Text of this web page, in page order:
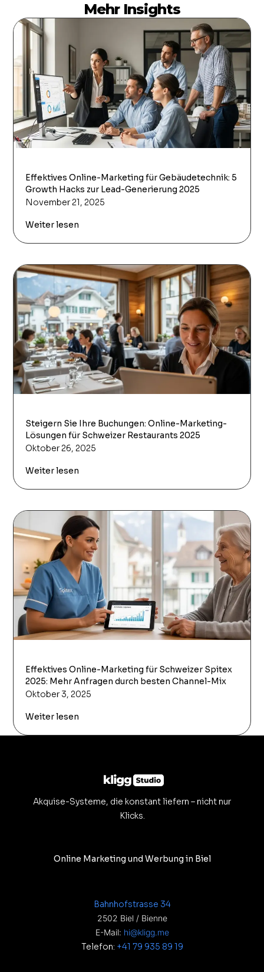
Mehr Insights
Effektives Online-Marketing für Gebäudetechnik: 5
Growth Hacks zur Lead-Generierung 2025
November 21, 2025
Weiter lesen
Steigern Sie Ihre Buchungen: Online-Marketing-
Lösungen für Schweizer Restaurants 2025
Oktober 26, 2025
Weiter lesen
Effektives Online-Marketing für Schweizer Spitex
2025: Mehr Anfragen durch besten Channel-Mix
Oktober 3, 2025
Weiter lesen
Akquise-Systeme, die konstant liefern – nicht nur
Klicks.
Online Marketing und Werbung in Biel
Bahnhofstrasse 34
2502 Biel / Bienne
E-Mail: hi@kligg.me
Telefon: +41 79 935 89 19